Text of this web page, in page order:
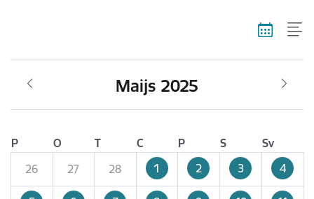
Maijs 2025
P O T C P S
Sv
26
27 28 1 2 3 4